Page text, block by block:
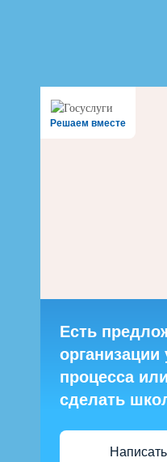
Решаем вместе
Есть
организации
процесса
сделать